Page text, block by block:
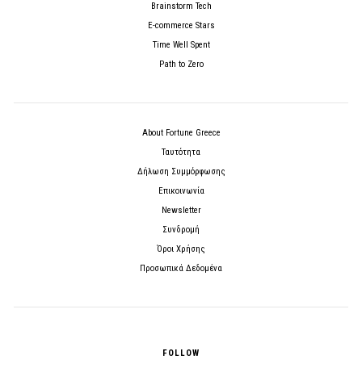
Brainstorm Tech
E-commerce Stars
Time Well Spent
Path to Zero
About Fortune Greece
Ταυτότητα
Δήλωση Συμμόρφωσης
Επικοινωνία
Newsletter
Συνδρομή
Όροι Χρήσης
Προσωπικά Δεδομένα
FOLLOW